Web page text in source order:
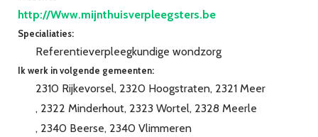
http://Www.mijnthuisverpleegsters.be
Specialiaties:
Referentieverpleegkundige wondzorg
Ik werk in volgende gemeenten:
2310 Rijkevorsel 2320 Hoogstraten 2321 Meer
2322 Minderhout 2323 Wortel 2328 Meerle
2340 Beerse 2340 Vlimmeren